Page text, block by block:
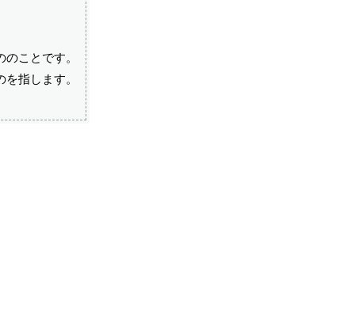
ことです。
指します。